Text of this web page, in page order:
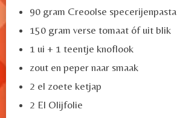
90 gram Creoolse specerijenpasta
150 gram verse tomaat óf uit blik
1 ui + 1 teentje knoflook
zout en peper naar smaak
2 el zoete ketjap
2 El Olijfolie